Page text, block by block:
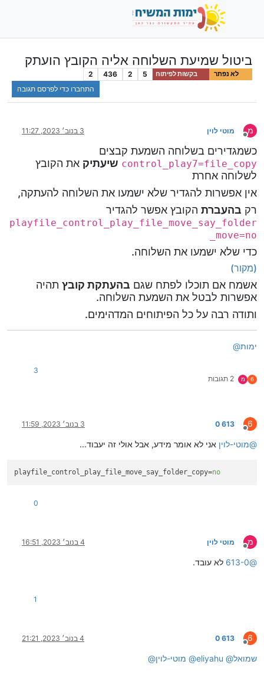
ביטול שמיעת השלוחה אליה הקובץ הועתק
לא נפתר בקשות לפיתוח 5
2
436
2
התחברו כדי לפרסם תגובה
מ
מנותק
מוטי לוין 3 בנוב׳ 2023, 11:27
כשמגדירים בשלוחה השמעת קבצים
control_play7=file_copy שיעתיק את הקובץ
לשלוחה אחרת
אין אפשרות להגדיר שלא ישמעו את השלוחה להעתקה,
רק בהעברת הקובץ אפשר להגדיר
playfile_control_play_file_move_say_folder
_move=no
כדי שלא ישמעו את השלוחה.
(מקור)
אשמח אם תוכלו לפתח שגם בהעתקת קובץ תהיה
אפשרות לבטל את השמעת השלוחה.
ותודה רבה על כל הפיתוחים המדהימים.
@ימות
6 מ 2 תגובות
3
6
מנותק
613 0 3 בנוב׳ 2023, 11:59
@מוטי-לוין אני לא אומר מידע, אבל אולי זה יעבוד...
playfile_control_play_file_move_say_folder_copy=no
0
מ
מנותק
מוטי לוין 4 בנוב׳ 2023, 16:51
@
613-0 לא עובד.
1
6
מנותק
613 0 4 בנוב׳ 2023, 21:21
@מוטי-לוין @eliyahu @שמואל